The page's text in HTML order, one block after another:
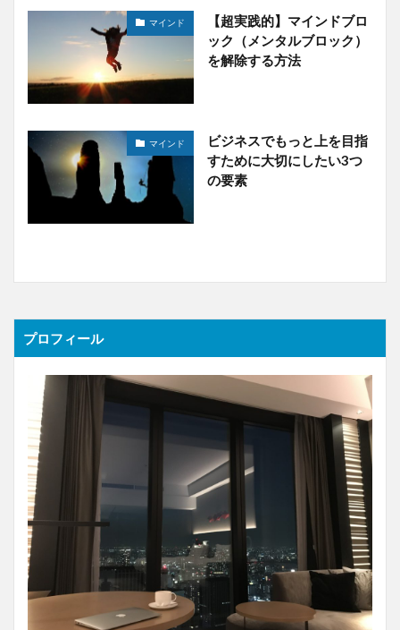
マインド
【超実践的】マインドブロ
ック（メンタルブロック）
を解除する方法
マインド
ビジネスでもっと上を目指
すために大切にしたい3つ
の要素
プロフィール